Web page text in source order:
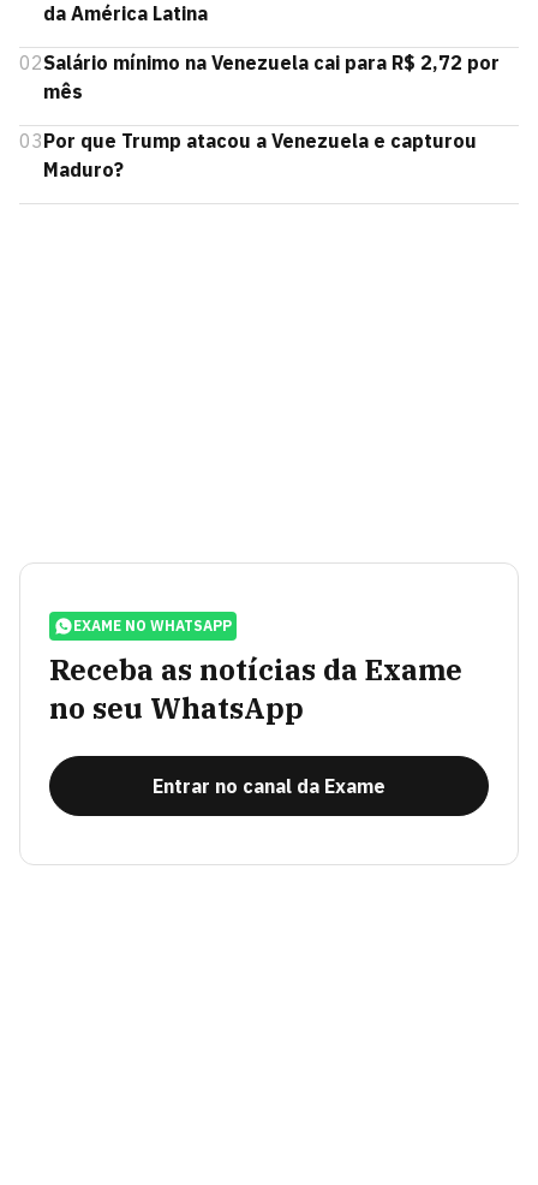
da América Latina
02Salário mínimo na Venezuela cai para R$ 2,72 por
mês
03Por que Trump atacou a Venezuela e capturou
Maduro?
EXAME NO WHATSAPP
Receba as notícias da Exame
no seu WhatsApp
Entrar no canal da Exame